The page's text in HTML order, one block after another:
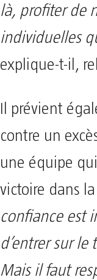
là, profiter de
individuelles
explique-t-il,
Il prévient
contre un
une équipe
victoire dans
confiance est
d’entrer sur le
Mais il faut